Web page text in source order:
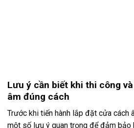
Lưu ý cần biết khi thi công
âm đúng cách
Trước khi tiến hành lắp đặt cửa cách
một số lưu ý quan trọng để đảm bảo